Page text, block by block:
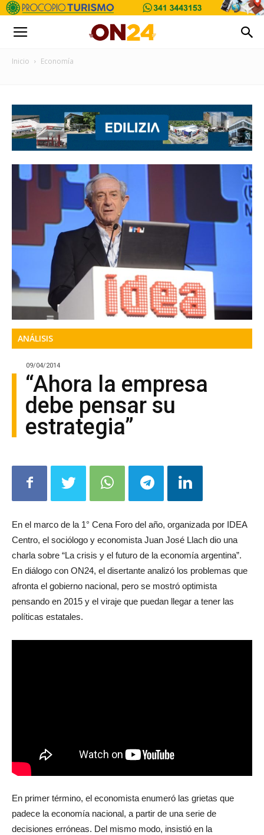
Inicio Economía
ANÁLISIS
09/04/2014
“Ahora la empresa
debe pensar su
estrategia”
En el marco de la 1° Cena Foro del año, organizada por IDEA
Centro, el sociólogo y economista Juan José Llach dio una
charla sobre “La crisis y el futuro de la economía argentina”.
En diálogo con ON24, el disertante analizó los problemas que
afronta el gobierno nacional, pero se mostró optimista
pensando en 2015 y el viraje que puedan llegar a tener las
políticas estatales.
En primer término, el economista enumeró las grietas que
padece la economía nacional, a partir de una serie de
decisiones erróneas. Del mismo modo, insistió en la